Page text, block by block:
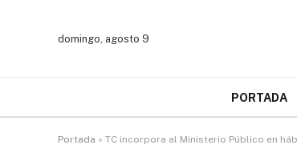
domingo, agosto 9
PORTADA
Portada » TC incorpora al Ministerio Público en